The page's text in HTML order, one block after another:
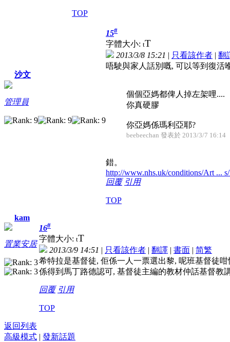
TOP
沙文
管理員
15#
字體大小: tT
2013/3/8 15:21 | 只看該作者 | 翻
唔駛與家人話別嘅, 可以等到復活
個個亞媽都俾人掉左架哩....
你真硬膠
你亞媽係瑪利亞耶?
beebeechan 發表於 2013/3/7 16:14
錯。
http://www.nhs.uk/conditions/Art ...
回覆 引用
TOP
kam
置業安居
16#
字體大小: tT
2013/3/9 14:51 | 只看該作者 | 翻譯 | 書面 | 简繁
希特拉是基督徒, 佢係一人一票選出黎, 呢班基督徒
係得到馬丁路德認可, 基督徒主編的教材仲話基督教
回覆 引用
TOP
返回列表
高級模式 | 發新話題